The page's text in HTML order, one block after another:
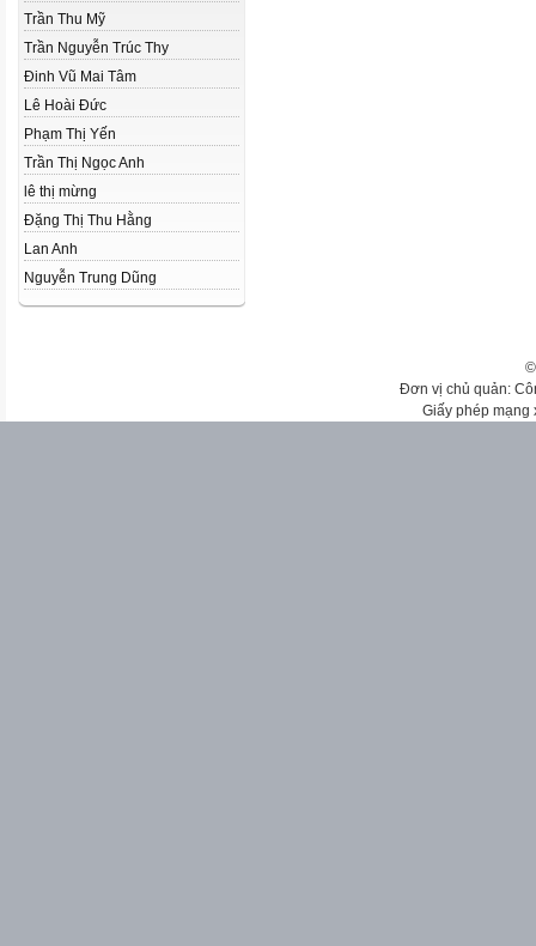
Trần Thu Mỹ
Trần Nguyễn Trúc Thy
Đinh Vũ Mai Tâm
Lê Hoài Đức
Phạm Thị Yến
Trần Thị Ngọc Anh
lê thị mừng
Đặng Thị Thu Hằng
Lan Anh
Nguyễn Trung Dũng
Đơn vị chủ quản:
Giấy phép mạng